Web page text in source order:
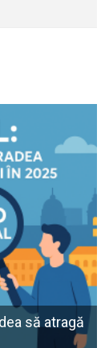
să atragă